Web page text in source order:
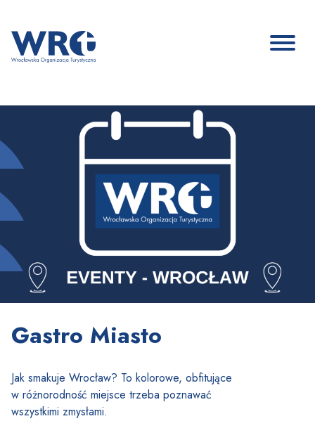
Gastro Miasto
Jak smakuje Wrocław? To kolorowe, obfitujące
w różnorodność miejsce trzeba poznawać
wszystkimi zmysłami.